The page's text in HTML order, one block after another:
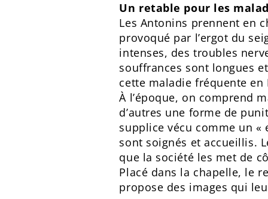
Un retable pour les
Les Antonins prennent en
provoqué par l’ergot du
intenses, des troubles
souffrances sont longues
cette maladie fréquente en
À l’époque, on comprend
d’autres une forme de
supplice vécu comme un «
sont soignés et accueillis.
que la société les met de
Placé dans la chapelle, le
propose des images qui